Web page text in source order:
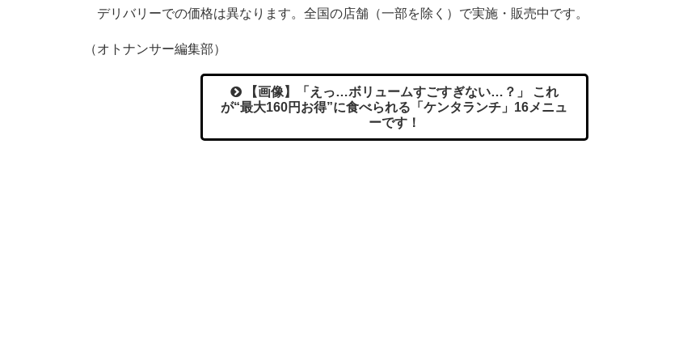
デリバリーでの価格は異なります。全国の店舗（一部を除く）で実施・販売中です。
（オトナンサー編集部）
【画像】「えっ…ボリュームすごすぎない…？」 これ
が“最大160円お得”に食べられる「ケンタランチ」16メニュ
ーです！